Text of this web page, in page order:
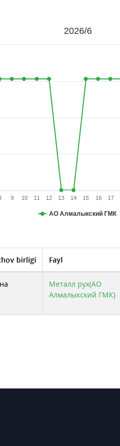
2026/6
АО Алмалыкский ГМК
9 10 11 12 13 14 15 16 17
birligi Fayl
Металл рух(АО
Алмалыкский ГМК)